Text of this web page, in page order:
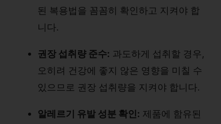
된 복용법을 꼼꼼히 확인하고 지켜야 합
니다.
권장 섭취량 준수: 과도하게 섭취할 경우,
오히려 건강에 좋지 않은 영향을 미칠 수
있으므로 권장 섭취량을 지켜야 합니다.
알레르기 유발 성분 확인: 제품에 함유된